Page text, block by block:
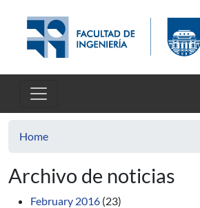
Home
Archivo de noticias
February 2016 (23)